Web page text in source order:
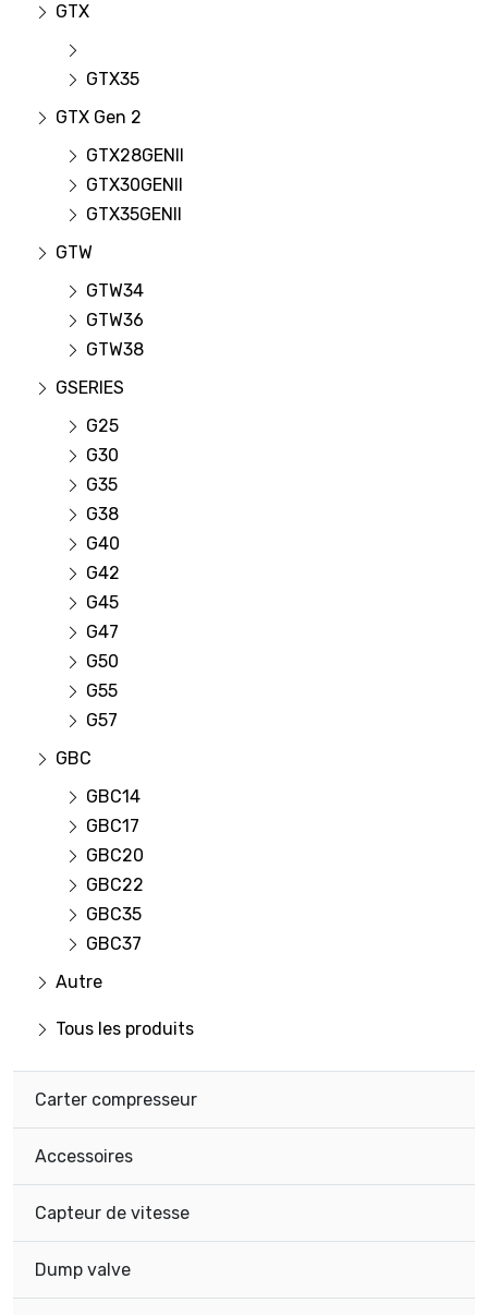
GTX
GTX35
GTX Gen 2
GTX28GENII
GTX30GENII
GTX35GENII
GTW
GTW34
GTW36
GTW38
GSERIES
G25
G30
G35
G38
G40
G42
G45
G47
G50
G55
G57
GBC
GBC14
GBC17
GBC20
GBC22
GBC35
GBC37
Autre
Tous les produits
Carter compresseur
Accessoires
Capteur de vitesse
Dump valve